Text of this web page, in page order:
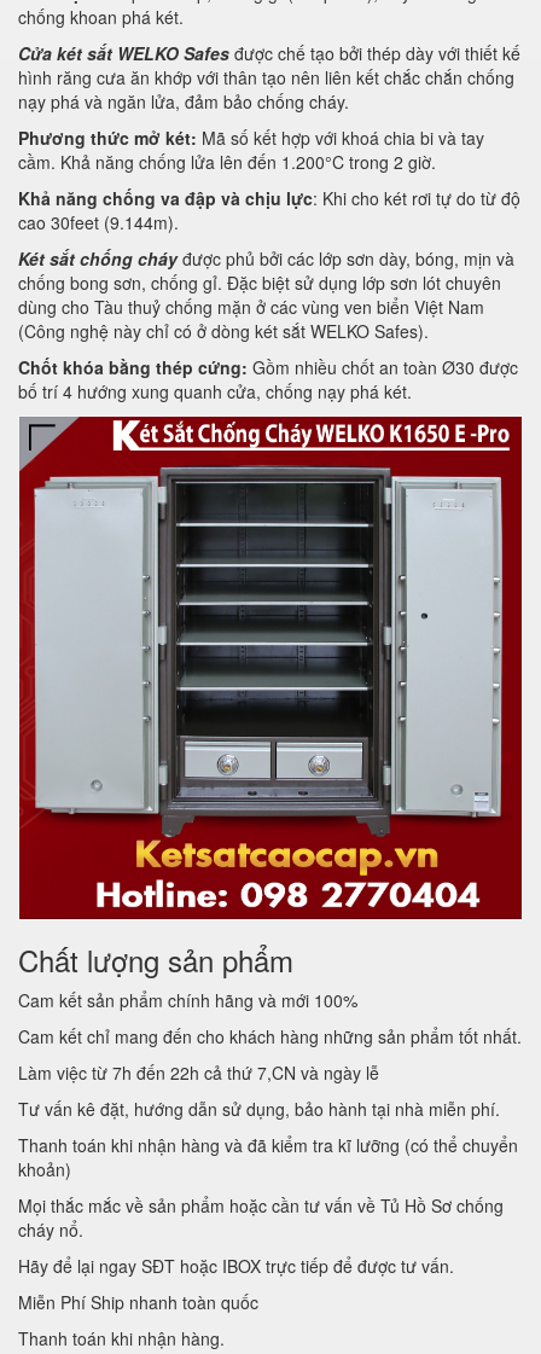
chống khoan phá két.
Cửa két sắt WELKO Safes được chế tạo bởi thép dày với thiết kế
hình răng cưa ăn khớp với thân tạo nên liên kết chắc chắn chống
nạy phá và ngăn lửa, đảm bảo chống cháy.
Phương thức mở két: Mã số kết hợp với khoá chia bi và tay
cầm. Khả năng chống lửa lên đến 1.200°C trong 2 giờ.
Khả năng chống va đập và chịu lực: Khi cho két rơi tự do từ độ
cao 30feet (9.144m).
Két sắt chống cháyđược phủ bởi các lớp sơn dày, bóng, mịn và
chống bong sơn, chống gỉ. Đặc biệt sử dụng lớp sơn lót chuyên
dùng cho Tàu thuỷ chống mặn ở các vùng ven biển Việt Nam
(Công nghệ này chỉ có ở dòng két sắt WELKO Safes).
Chốt khóa bằng thép cứng: Gồm nhiều chốt an toàn Ø30 được
bố trí 4 hướng xung quanh cửa, chống nạy phá két.
Chất lượng sản phẩm
Cam kết sản phẩm chính hãng và mới 100%
Cam kết chỉ mang đến cho khách hàng những sản phẩm tốt nhất.
Làm việc từ 7h đến 22h cả thứ 7,CN và ngày lễ
Tư vấn kê đặt, hướng dẫn sử dụng, bảo hành tại nhà miễn phí.
Thanh toán khi nhận hàng và đã kiểm tra kĩ lưỡng (có thể chuyển
khoản)
Mọi thắc mắc về sản phẩm hoặc cần tư vấn về Tủ Hồ Sơ chống
cháy nổ.
Hãy để lại ngay SĐT hoặc IBOX trực tiếp để được tư vấn.
Miễn Phí Ship nhanh toàn quốc
Thanh toán khi nhận hàng.